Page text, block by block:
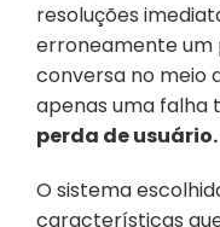
resoluções
erroneamente um
conversa no meio
apenas uma falha
perda de usuário.
O sistema
características